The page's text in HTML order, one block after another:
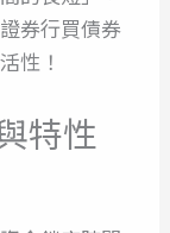
券行買債券
性！
特性